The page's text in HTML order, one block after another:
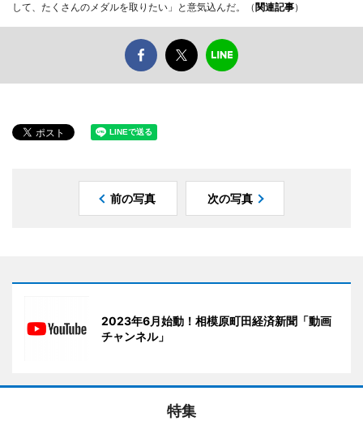
して、たくさんのメダルを取りたい」と意気込んだ。（ 関連記事）
前の写真 次の写真
2023年6月始動！相模原町田経済新聞「動画
チャンネル」
特集